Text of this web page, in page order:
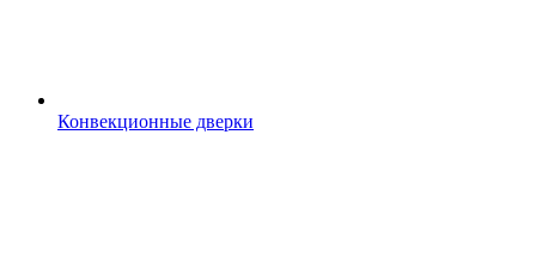
Конвекционные дверки